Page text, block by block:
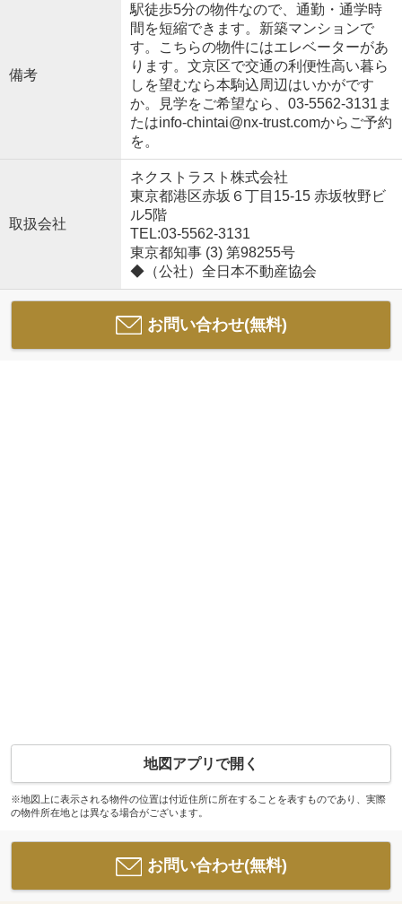
備考
駅徒歩5分の物件なので、通勤・通学時
間を短縮できます。新築マンションで
す。こちらの物件にはエレベーターがあ
ります。文京区で交通の利便性高い暮ら
しを望むなら本駒込周辺はいかがです
か。見学をご希望なら、03-5562-3131ま
たはinfo-chintai@nx-trust.comからご予約
を。
取扱会社
ネクストラスト株式会社
東京都港区赤坂６丁目15-15 赤坂牧野ビ
ル5階
TEL:03-5562-3131
東京都知事 (3) 第98255号
◆（公社）全日本不動産協会
お問い合わせ(無料)
地図アプリで開く
※地図上に表示される物件の位置は付近住所に所在することを表すものであり、実際
の物件所在地とは異なる場合がございます。
お問い合わせ(無料)